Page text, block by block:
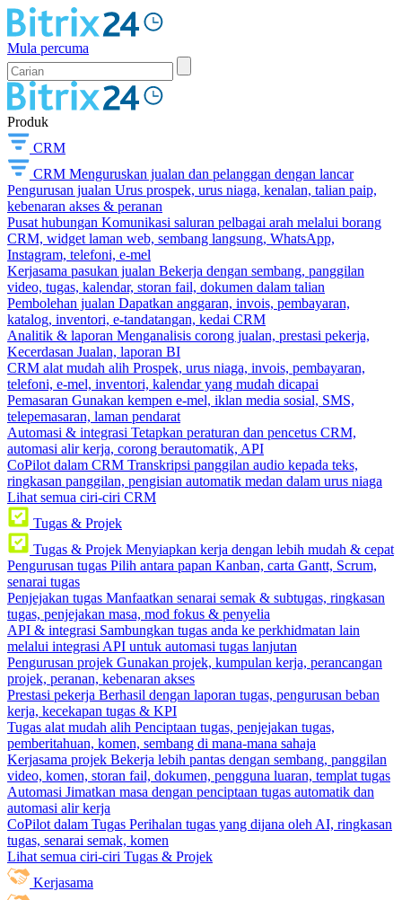
Mula percuma
Produk
CRM
CRM Menguruskan jualan dan pelanggan dengan lancar
Pengurusan jualan Urus prospek, urus niaga, kenalan, talian paip,
kebenaran akses & peranan
Pusat hubungan Komunikasi saluran pelbagai arah melalui borang
CRM, widget laman web, sembang langsung, WhatsApp,
Instagram, telefoni, e-mel
Kerjasama pasukan jualan Bekerja dengan sembang, panggilan
video, tugas, kalendar, storan fail, dokumen dalam talian
Pembolehan jualan Dapatkan anggaran, invois, pembayaran,
katalog, inventori, e-tandatangan, kedai CRM
Analitik & laporan Menganalisis corong jualan, prestasi pekerja,
Kecerdasan Jualan, laporan BI
CRM alat mudah alih Prospek, urus niaga, invois, pembayaran,
telefoni, e-mel, inventori, kalendar yang mudah dicapai
Pemasaran Gunakan kempen e-mel, iklan media sosial, SMS,
telepemasaran, laman pendarat
Automasi & integrasi Tetapkan peraturan dan pencetus CRM,
automasi alir kerja, corong berautomatik, API
CoPilot dalam CRM Transkripsi panggilan audio kepada teks,
ringkasan panggilan, pengisian automatik medan dalam urus niaga
Lihat semua ciri-ciri CRM
Tugas & Projek
Tugas & Projek Menyiapkan kerja dengan lebih mudah & cepat
Pengurusan tugas Pilih antara papan Kanban, carta Gantt, Scrum,
senarai tugas
Penjejakan tugas Manfaatkan senarai semak & subtugas, ringkasan
tugas, penjejakan masa, mod fokus & penyelia
API & integrasi Sambungkan tugas anda ke perkhidmatan lain
melalui integrasi API untuk automasi tugas lanjutan
Pengurusan projek Gunakan projek, kumpulan kerja, perancangan
projek, peranan, kebenaran akses
Prestasi pekerja Berhasil dengan laporan tugas, pengurusan beban
kerja, kecekapan tugas & KPI
Tugas alat mudah alih Penciptaan tugas, penjejakan tugas,
pemberitahuan, komen, sembang di mana-mana sahaja
Kerjasama projek Bekerja lebih pantas dengan sembang, panggilan
video, komen, storan fail, dokumen, pengguna luaran, templat tugas
Automasi Jimatkan masa dengan penciptaan tugas automatik dan
automasi alir kerja
CoPilot dalam Tugas Perihalan tugas yang dijana oleh AI, ringkasan
tugas, senarai semak, komen
Lihat semua ciri-ciri Tugas & Projek
Kerjasama